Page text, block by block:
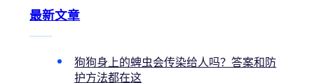
最新文章
狗狗身上的蜱虫会传染给人吗？答案和防
护方法都在这